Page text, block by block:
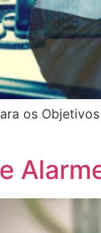
os